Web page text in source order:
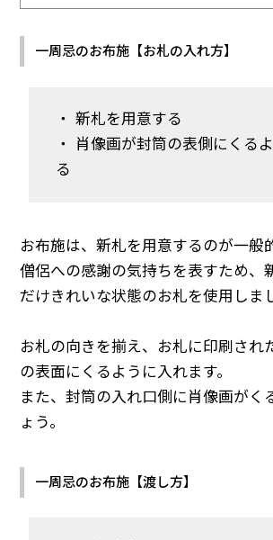
一周忌のお布施【お札の入れ方】
・ 新札を用意する
・ 肖像画が封筒の表側にくる
る
お布施は、新札を用意するのが一般
僧侶への感謝の気持ちを表すため、
だけきれいな状態のお札を使用しま
お札の向きを揃え、お札に印刷され
の表面にくるように入れます。
また、封筒の入れ口側に肖像画がく
ょう。
一周忌のお布施【渡し方】